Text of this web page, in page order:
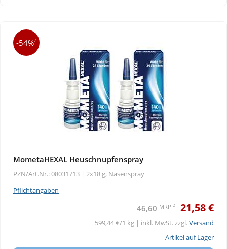
-54%4
MometaHEXAL Heuschnupfenspray
PZN/Art.Nr.: 08031713 | 2x18 g, Nasenspray
Pflichtangaben
46,60 MRP 2 21,58 €
599,44 €/1 kg | inkl. MwSt. zzgl.Versand
Artikel auf Lager